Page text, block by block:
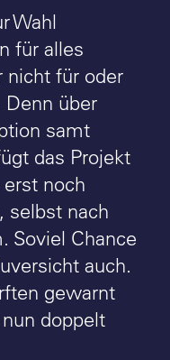
Wahl
für alles
für oder
über
samt
das Projekt
noch
selbst nach
Soviel Chance
auch.
gewarnt
doppelt